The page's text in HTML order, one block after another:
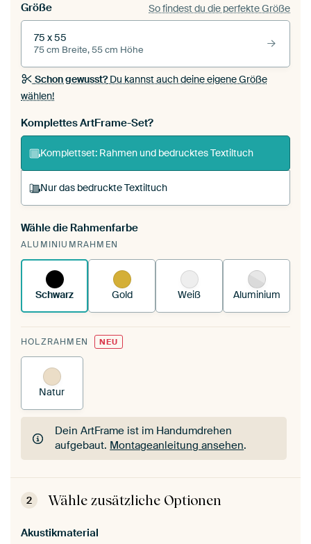
Größe So findest du die perfekte Größe
75 x 55
75 cm Breite, 55 cm Höhe
Schon gewusst?Du kannst auch deine eigene Größe
wählen!
Komplettes ArtFrame-Set?
Komplettset: Rahmen und bedrucktes Textiltuch
Nur das bedruckte Textiltuch
Du spannst einen wechselbaren Textiltuch in
deinen vorhandenen ArtFrame™.
funktioniert es.
Wähle die Rahmenfarbe
ALUMINIUMRAHMEN
Schwarz Gold Weiß Aluminium
HOLZRAHMEN NEU
Natur
Dein ArtFrame ist im Handumdrehen
aufgebaut. Montageanleitung ansehen.
Dein ArtFrame ist im Handumdrehen
aufgebaut.Montageanleitung ansehen
2 Wähle zusätzliche Optionen
Akustikmaterial